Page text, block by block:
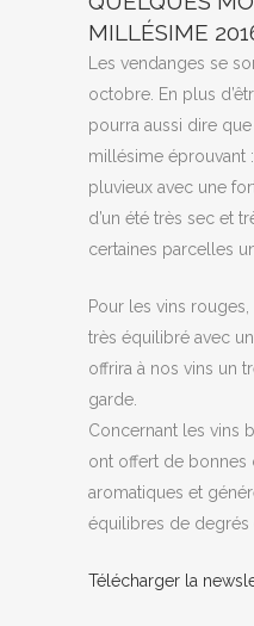
MILLÉSIME
Les vendanges se
octobre. En plus
pourra aussi dire
millésime éprouvant
pluvieux avec une
d’un été très sec et
certaines parcelles
Pour les vins
très équilibré avec
offrira à nos vins un
garde.
Concernant les vins
ont offert de bonnes
aromatiques et
équilibres de degrés
Télécharger la